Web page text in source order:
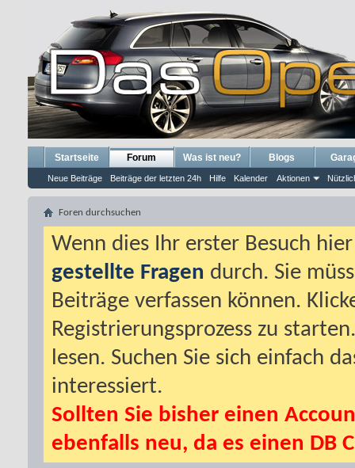
Startseite Forum
Neue Beiträge Beiträge der letzten 24h Hilfe Kalender Aktionen
Was ist neu? Blogs
Foren durchsuchen
Wenn dies Ihr erster Besuch
gestellte Fragen durch. Sie
Beiträge verfassen können.
Registrierungsprozess zu
lesen. Suchen Sie sich einfach
interessiert.
Sollten Sie bisher einen
ebenfalls neu, da es einen DB